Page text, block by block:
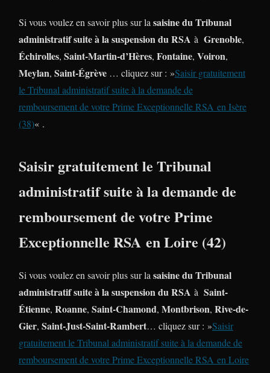
Si vous voulez en savoir plus sur la saisine du Tribunal
administratif suite à la suspension du RSA à Grenoble,
Échirolles, Saint-Martin-d’Hères, Fontaine, Voiron,
Meylan, Saint-Égrève … cliquez sur : »Saisir gratuitement
le Tribunal administratif suite à la demande de
remboursement de votre Prime Exceptionnelle RSA en Isère
(38)« .
Saisir gratuitement le Tribunal
administratif suite à la demande de
remboursement de votre Prime
Exceptionnelle RSA en Loire (42)
Si vous voulez en savoir plus sur la saisine du Tribunal
administratif suite à la suspension du RSA à Saint-
Étienne, Roanne, Saint-Chamond, Montbrison, Rive-de-
Gier, Saint-Just-Saint-Rambert… cliquez sur : »Saisir
gratuitement le Tribunal administratif suite à la demande de
remboursement de votre Prime Exceptionnelle RSA en Loire